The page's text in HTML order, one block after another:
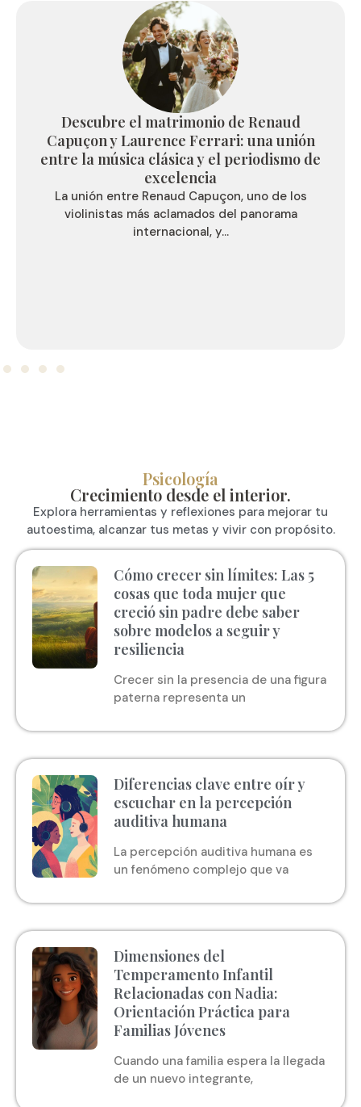
Descubre el matrimonio de Renaud
Capuçon y Laurence Ferrari: una unión
entre la música clásica y el periodismo de
excelencia
La unión entre Renaud Capuçon, uno de los
violinistas más aclamados del panorama
internacional, y...
Psicología
Crecimiento desde el interior.
Explora herramientas y reflexiones para mejorar tu
autoestima, alcanzar tus metas y vivir con propósito.
Cómo crecer sin límites: Las 5
cosas que toda mujer que
creció sin padre debe saber
sobre modelos a seguir y
resiliencia
Crecer sin la presencia de una figura
paterna representa un
Diferencias clave entre oír y
escuchar en la percepción
auditiva humana
La percepción auditiva humana es
un fenómeno complejo que va
Dimensiones del
Temperamento Infantil
Relacionadas con Nadia:
Orientación Práctica para
Familias Jóvenes
Cuando una familia espera la llegada
de un nuevo integrante,